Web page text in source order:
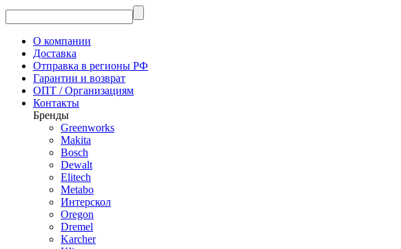
О компании
Доставка
Отправка в регионы РФ
Гарантии и возврат
ОПТ / Организациям
Контакты
Бренды
Greenworks
Makita
Bosch
Dewalt
Elitech
Metabo
Интерскол
Oregon
Dremel
Karcher